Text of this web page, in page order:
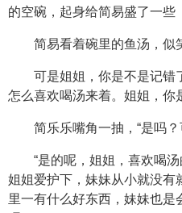
的空碗，起身给简易盛了一些
简易看着碗里的鱼汤，似
可是姐姐，你是不是记错
怎么喜欢喝汤来着。姐姐，你
简乐乐嘴角一抽，“是吗
“是的呢，姐姐，喜欢喝
姐姐爱护下，妹妹从小就没有
里一有什么好东西，妹妹也是